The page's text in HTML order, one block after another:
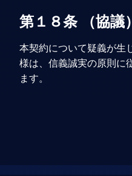
第１８条 （協議）
本契約について疑義が生
様は、信義誠実の原則に
ます。